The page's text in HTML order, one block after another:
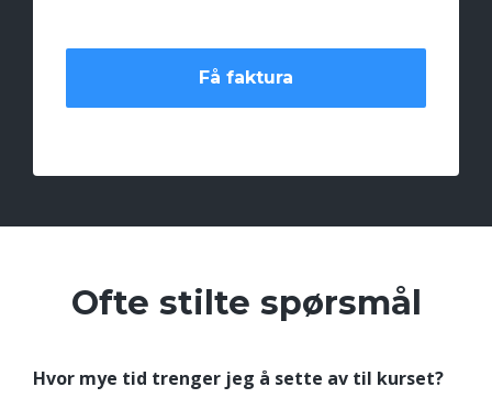
Få faktura
Ofte stilte spørsmål
Hvor mye tid trenger jeg å sette av til kurset?